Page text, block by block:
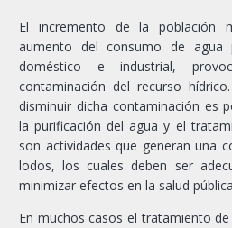
El incremento de la población
aumento del consumo de agua
doméstico e industrial,
contaminación del recurso
disminuir dicha contaminación es
la purificación del agua y el
son actividades que generan una
lodos, los cuales deben ser
minimizar efectos en la salud
En muchos casos el tratamiento